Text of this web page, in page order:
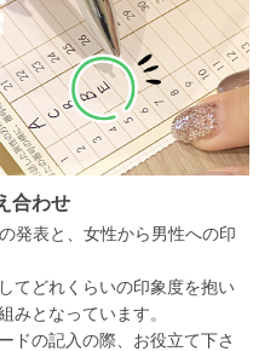
合わせ
発表と、女性から男性への印
てどれくらいの印象度を抱い
みとなっています。
ドの記入の際、お役立て下さ